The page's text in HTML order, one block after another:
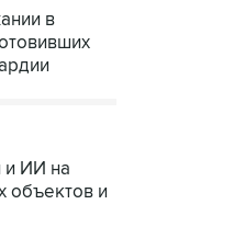
в
и ИИ на
объектов и